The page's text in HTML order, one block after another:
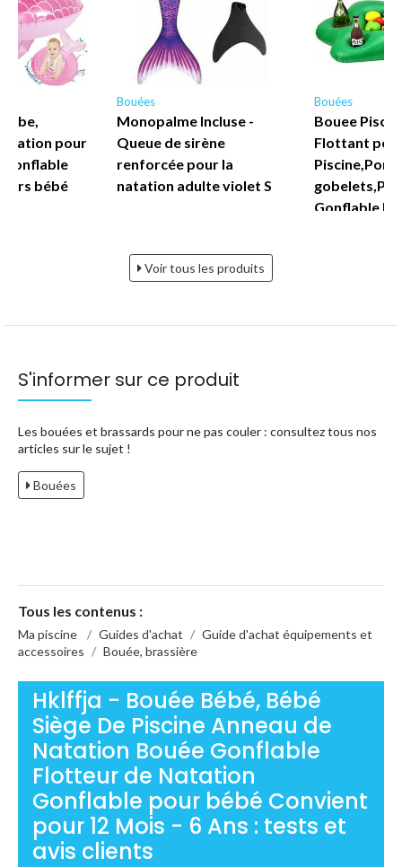
pour
Gonflable
bébé
Bouées
Monopalme Incluse -
Queue de sirène
renforcée pour la
natation adulte violet S
Bouées
Bouee
Flottant
Gonflable
Voir tous les produits
S'informer sur ce produit
Les bouées et brassards pour ne pas couler : consultez tous nos
articles sur le sujet !
Bouées
Tous les contenus :
Ma piscine / Guides d'achat / Guide d'achat équipements et
accessoires / Bouée, brassière
Hklffja - Bouée Bébé, Bébé
Siège De Piscine Anneau de
Natation Bouée Gonflable
Flotteur de Natation
Gonflable pour bébé Convient
pour 12 Mois - 6 Ans : tests et
avis clients